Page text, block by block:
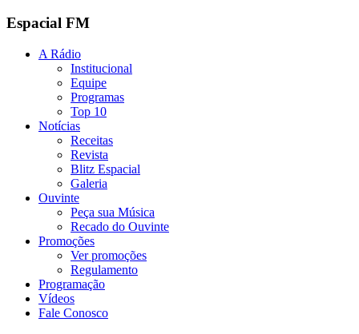
Espacial FM
A Rádio
Institucional
Equipe
Programas
Top 10
Notícias
Receitas
Revista
Blitz Espacial
Galeria
Ouvinte
Peça sua Música
Recado do Ouvinte
Promoções
Ver promoções
Regulamento
Programação
Vídeos
Fale Conosco